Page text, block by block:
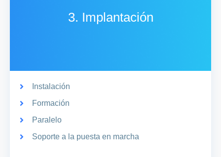
3. Implantación
Instalación
Formación
Paralelo
Soporte a la puesta en marcha